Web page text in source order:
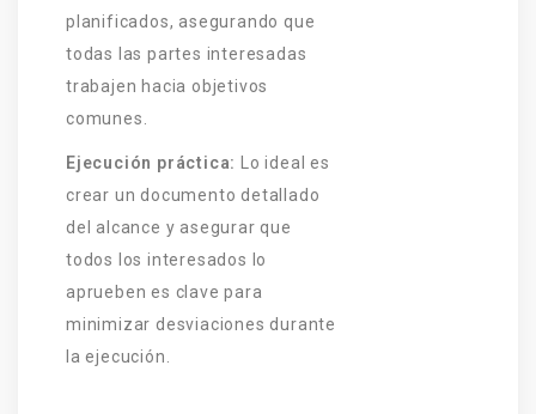
planificados, asegurando que
todas las partes interesadas
trabajen hacia objetivos
comunes.
Ejecución práctica:
Lo ideal es
crear un documento detallado
del alcance y asegurar que
todos los interesados lo
aprueben es clave para
minimizar desviaciones durante
la ejecución.